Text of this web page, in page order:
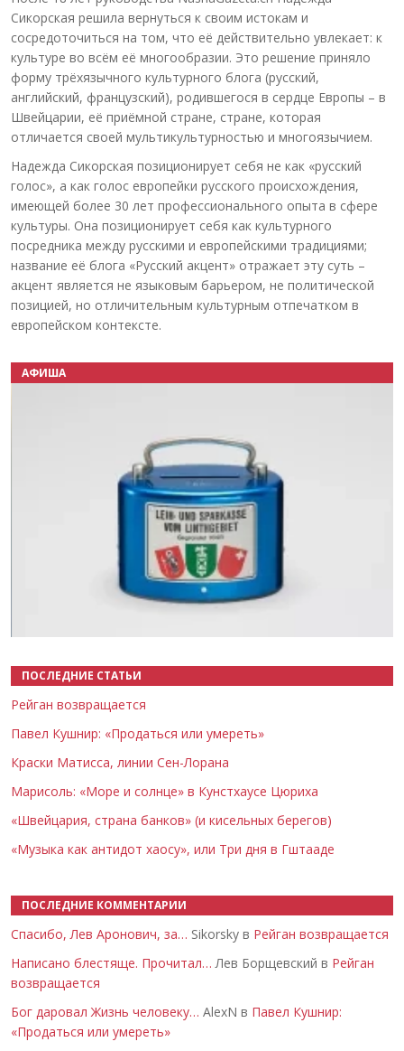
Сикорская решила вернуться к своим истокам и
сосредоточиться на том, что её действительно увлекает: к
культуре во всём её многообразии. Это решение приняло
форму трёхязычного культурного блога (русский,
английский, французский), родившегося в сердце Европы – в
Швейцарии, её приёмной стране, стране, которая
отличается своей мультикультурностью и многоязычием.
Надежда Сикорская позиционирует себя не как «русский
голос», а как голос европейки русского происхождения,
имеющей более 30 лет профессионального опыта в сфере
культуры. Она позиционирует себя как культурного
посредника между русскими и европейскими традициями;
название её блога «Русский акцент» отражает эту суть –
акцент является не языковым барьером, не политической
позицией, но отличительным культурным отпечатком в
европейском контексте.
АФИША
ПОСЛЕДНИЕ СТАТЬИ
Рейган возвращается
Павел Кушнир: «Продаться или умереть»
Краски Матисса, линии Сен-Лорана
Марисоль: «Море и солнце» в Кунстхаусе Цюриха
«Швейцария, страна банков» (и кисельных берегов)
«Музыка как антидот хаосу», или Три дня в Гштааде
ПОСЛЕДНИЕ КОММЕНТАРИИ
Спасибо, Лев Аронович, за… Sikorsky в Рейган возвращается
Написано блестяще. Прочитал… Лев Борщевский в Рейган
возвращается
Бог даровал Жизнь человеку… AlexN в Павел Кушнир:
«Продаться или умереть»